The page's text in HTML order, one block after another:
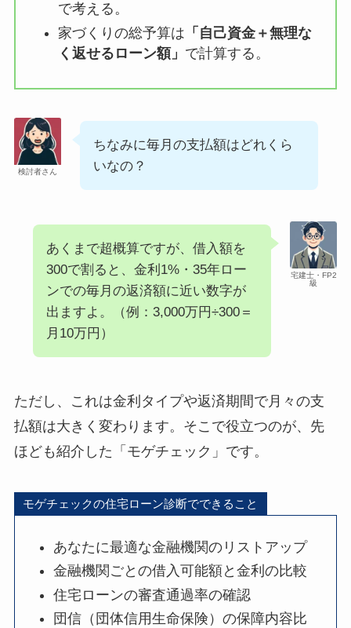
で考える。
家づくりの総予算は 「自己資金＋無理な
く返せるローン額」 で計算する。
検討者さん
ちなみに毎月の支払額はどれくら
いなの？
宅建士・FP2
級
あくまで超概算ですが、借入額を
300で割ると、金利1%・35年ロー
ンでの毎月の返済額に近い数字が
出ますよ。（例：3,000万円÷300＝
月10万円）
ただし、これは金利タイプや返済期間で月々の支
払額は大きく変わります。そこで役立つのが、先
ほども紹介した「モゲチェック」です。
モゲチェックの住宅ローン診断でできること
あなたに最適な金融機関のリストアップ
金融機関ごとの借入可能額と金利の比較
住宅ローンの審査通過率の確認
団信（団体信用生命保険）の保障内容比